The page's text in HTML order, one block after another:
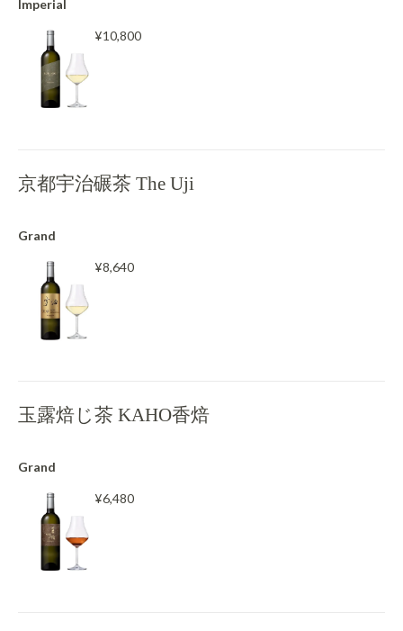
Imperial
¥10,800
京都宇治碾茶 The Uji
Grand
¥8,640
玉露焙じ茶 KAHO香焙
Grand
¥6,480